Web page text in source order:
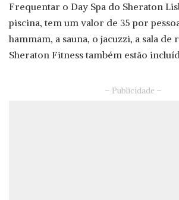
Frequentar o Day Spa do Sheraton
piscina, tem um valor de 35 por
hammam, a sauna, o jacuzzi, a sala de
Sheraton Fitness também estão
– Publicidade –